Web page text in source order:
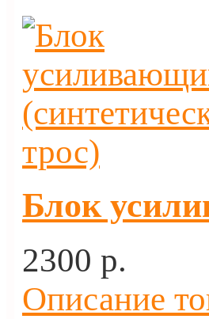
Блок
2300 p.
Описание